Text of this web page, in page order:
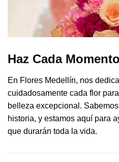
Haz Cada
En Flores Medellín, nos
cuidadosamente cada flor
belleza excepcional.
historia, y estamos aquí para
que durarán toda la vida.